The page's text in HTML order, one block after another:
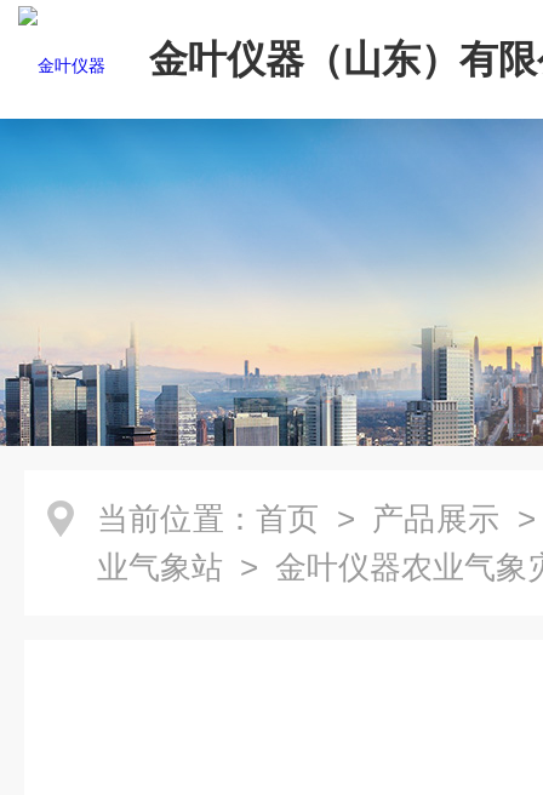
金叶仪器（山东）有
当前位置： 首页 > 产品展示
业气象站 > 金叶仪器农业气象